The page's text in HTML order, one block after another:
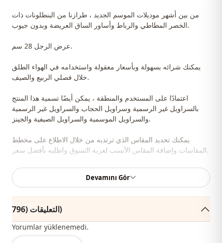
من بين أشهر موديلات الموسم الجديد ، طرازنا من البنطلونات ذات
الخصر المطاطي والرباط وأساور الساق العريضة وبدون جيوب.
عرض الرجل 28 سم.
يمكنك شرائه بسهولة وبأسعار معقولة واستخدامه في الهواء الطلق
خلال فصلي الربيع والصيف.
اعتمادًا على المستخدم والمنطقة ، يمكن أيضًا تسمية هذا المنتج
بالسراويل غير الرسمية وسراويل الحجاب والسراويل غير الرسمية
والسراويل الموسمية والسراويل الصيفية والجينز.
يمكنك تحديد المقاس الذي ترتديه من خلال الاطلاع على مخطط
المقاسات وإضافة المقاس الأنسب لعربة التسوق واطلبه بأفضل سعر.
نبيع ملابس بالجملة ونماذج حجاب بالجملة للمحلات والمتاجر.
ملاحظة: يتكون محتوى المنتج من سراويل. (تستخدم القمصان والأحذية
Devamını Gör
التعليقات (796)
Yorumlar yüklenemedi.